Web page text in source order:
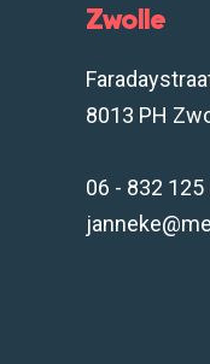
Zwolle
8013 PH
06 - 832 125